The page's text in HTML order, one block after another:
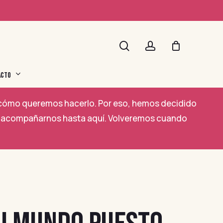
queremos hacerlo. Por eso, hemos decidido
hasta aquí. Volveremos cuando